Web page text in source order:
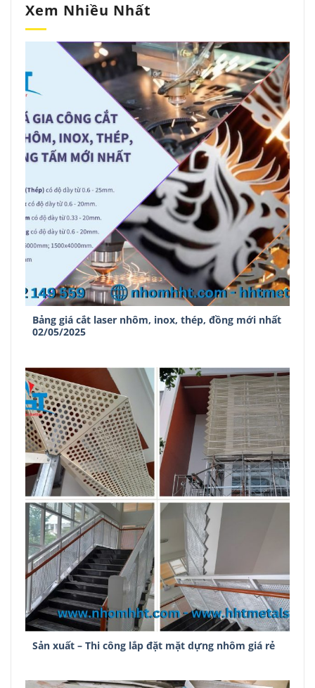
Xem Nhiều Nhất
Bảng giá cắt laser nhôm, inox, thép, đồng mới nhất
02/05/2025
Sản xuất – Thi công lắp đặt mặt dựng nhôm giá rẻ